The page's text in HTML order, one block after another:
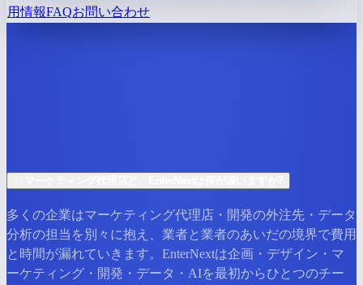
用情報FAQお問い合わせ
多くの企業はマーケティング代理店・開発の外注先・データ
分析の担当を別々に抱え、業者と業者のあいだの境界で費用
と時間が漏れていきます。EnterNextは企画・デザイン・マ
ーケティング・開発・データ・AIを最初からひとつのチー